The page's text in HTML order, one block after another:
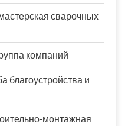
сварочных
компаний
благоустройства и
монтажная